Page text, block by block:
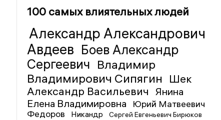
100 самых влиятельных людей
Александр Александрович
Авдеев Боев Александр
Сергеевич Владимир
Владимирович Сипягин Шек
Александр Васильевич
Янина
Елена Владимировна
Юрий Матвеевич
Федоров
Никандр Сергей Евгеньевич Бирюков